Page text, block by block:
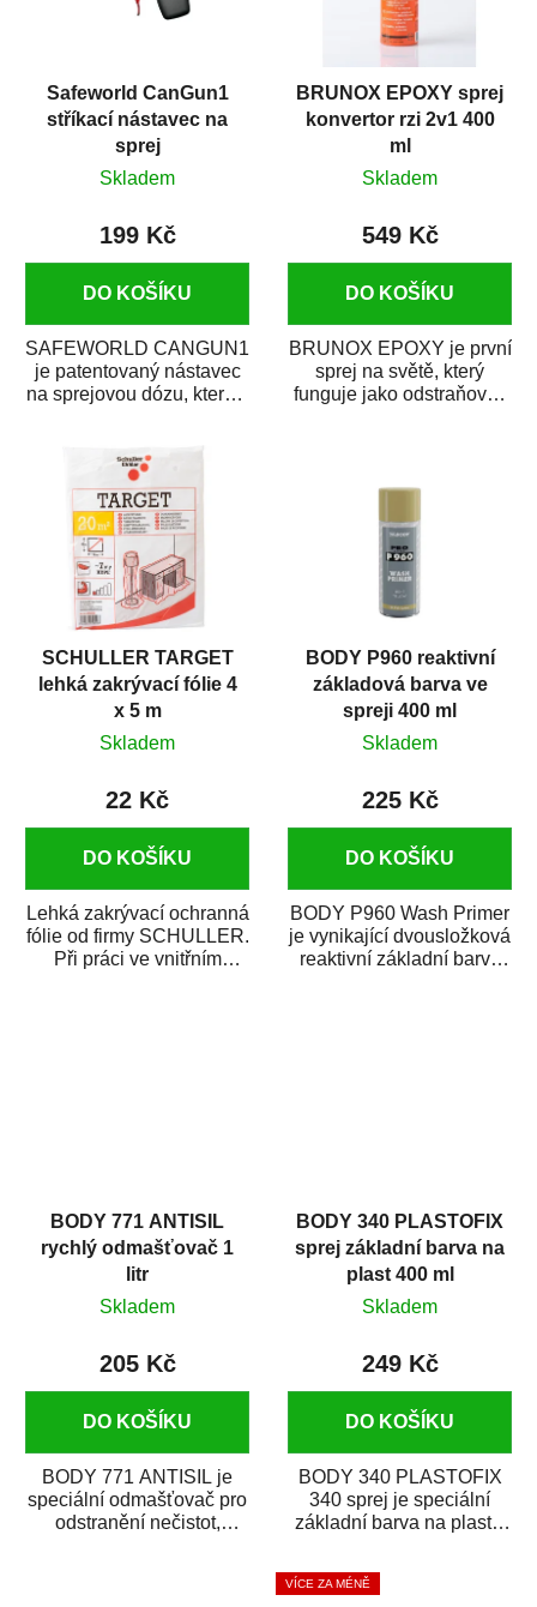
Safeworld CanGun1
stříkací nástavec na
sprej
Skladem
199 Kč
DO KOŠÍKU
SAFEWORLD CANGUN1
je patentovaný nástavec
na sprejovou dózu, který ji
BRUNOX EPOXY sprej
konvertor rzi 2v1 400
ml
Skladem
549 Kč
DO KOŠÍKU
BRUNOX EPOXY je první
sprej na světě, který
funguje jako odstraňovač
SCHULLER TARGET
lehká zakrývací fólie 4
x 5 m
Skladem
22 Kč
DO KOŠÍKU
Lehká zakrývací ochranná
fólie od firmy SCHULLER.
Při práci ve vnitřním
BODY P960 reaktivní
základová barva ve
spreji 400 ml
Skladem
225 Kč
DO KOŠÍKU
BODY P960 Wash Primer
je vynikající dvousložková
reaktivní základní barva
BODY 771 ANTISIL
rychlý odmašťovač 1
litr
Skladem
205 Kč
DO KOŠÍKU
BODY 771 ANTISIL je
speciální odmašťovač pro
odstranění nečistot,
BODY 340 PLASTOFIX
sprej základní barva na
plast 400 ml
Skladem
249 Kč
DO KOŠÍKU
BODY 340 PLASTOFIX
340 sprej je speciální
základní barva na plasty,
vrchních...
VÍCE ZA MÉNĚ